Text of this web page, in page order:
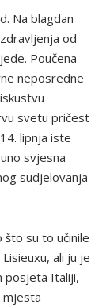
Na blagdan
od
Poučena
neposredne
svetu pričest
lipnja iste
svjesna
sudjelovanja
su to učinile
ali ju je
posjeta Italiji,
mjesta